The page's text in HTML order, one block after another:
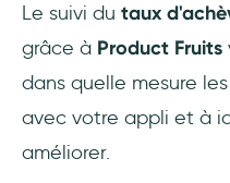
Le suivi du taux
grâce à Product Fruits
dans quelle mesure
avec votre appli et à
améliorer.